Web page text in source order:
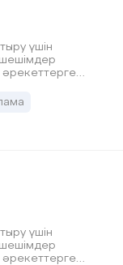
үшін
әрекеттерге
қолданып дәріс
сүруге
үшін
әрекеттерге